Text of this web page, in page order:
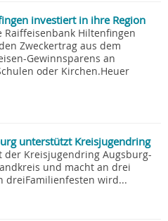
investiert in ihre Region
Hiltenfingen
Zweckertrag aus dem
Gewinnsparens an
oder Kirchen.Heuer
unterstützt Kreisjugendring
der Kreisjugendring Augsburg-
und macht an drei
dreiFamilienfesten wird...